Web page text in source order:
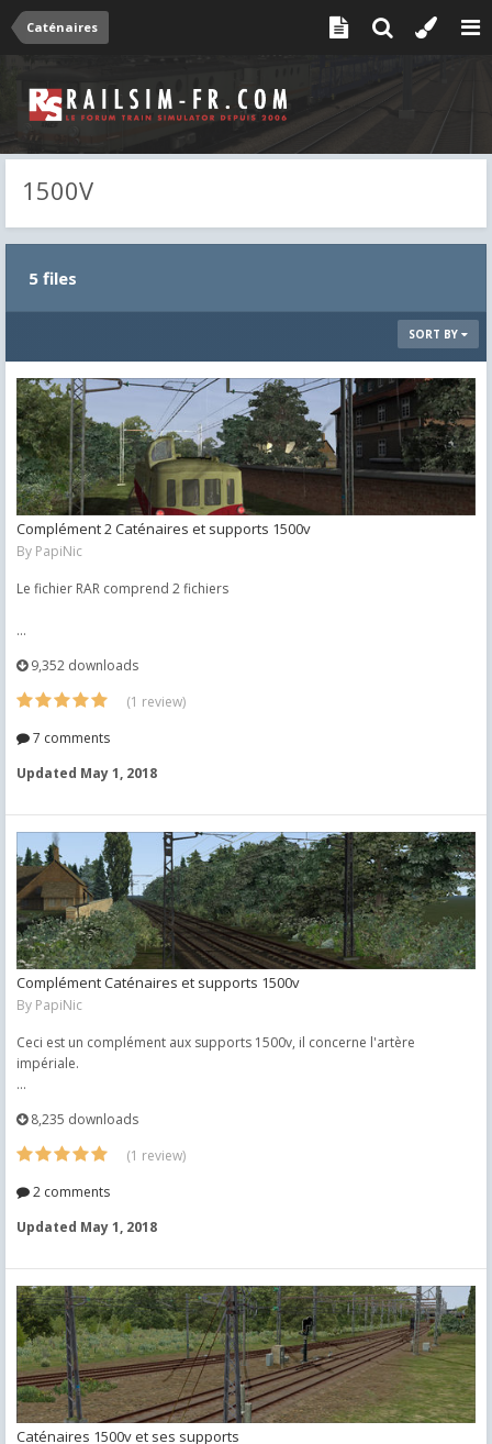
Caténaires
1500V
5 files
SORT BY
Complément 2 Caténaires et supports 1500v
By PapiNic
Le fichier RAR comprend 2 fichiers
...
9,352 downloads
(1 review)
7 comments
Updated May 1, 2018
Complément Caténaires et supports 1500v
By PapiNic
Ceci est un complément aux supports 1500v, il concerne l'artère
impériale.
...
8,235 downloads
(1 review)
2 comments
Updated May 1, 2018
Caténaires 1500v et ses supports